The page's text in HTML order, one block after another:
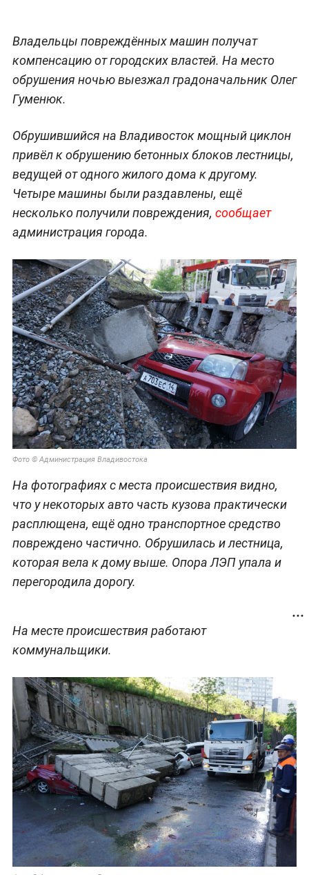
Владельцы повреждённых машин получат
компенсацию от городских властей. На место
обрушения ночью выезжал градоначальник Олег
Гуменюк.
Обрушившийся на Владивосток мощный циклон
привёл к обрушению бетонных блоков лестницы,
ведущей от одного жилого дома к другому.
Четыре машины были раздавлены, ещё
несколько получили повреждения, сообщает
администрация города.
Фото © Администрация Владивостока
На фотографиях с места происшествия видно,
что у некоторых авто часть кузова практически
расплющена, ещё одно транспортное средство
повреждено частично. Обрушилась и лестница,
которая вела к дому выше. Опора ЛЭП упала и
перегородила дорогу.
На месте происшествия работают
коммунальщики.